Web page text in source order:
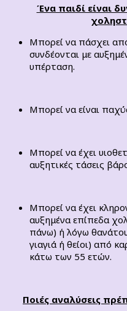
Ένα παιδί είναι
Μπορεί να πάσχει
συνδέονται με
υπέρταση.
Μπορεί να είναι
Μπορεί να έχει
αυξητικές τάσεις
Μπορεί να έχει
αυξημένα επίπεδα
πάνω) ή λόγω
γιαγιά ή θείοι) από
κάτω των 55 ετών.
Ποιές αναλύσεις